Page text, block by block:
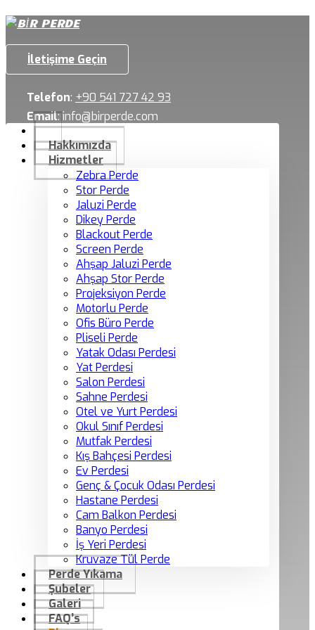
İletişime Geçin
Telefon: +90 541 727 42 93
Email:info@birperde.com
Hakkımızda
Hizmetler
Zebra Perde
Stor Perde
Jaluzi Perde
Dikey Perde
Blackout Perde
Screen Perde
Ahşap Jaluzi Perde
Ahşap Stor Perde
Projeksiyon Perde
Motorlu Perde
Ofis Büro Perde
Pliseli Perde
Yatak Odası Perdesi
Yat Perdesi
Salon Perdesi
Sahne Perdesi
Otel ve Yurt Perdesi
Okul Sınıf Perdesi
Mutfak Perdesi
Kış Bahçesi Perdesi
Ev Perdesi
Genç & Çocuk Odası Perdesi
Hastane Perdesi
Cam Balkon Perdesi
Banyo Perdesi
İş Yeri Perdesi
Kruvaze Tül Perde
Perde Yıkama
Şubeler
Galeri
FAQ’s